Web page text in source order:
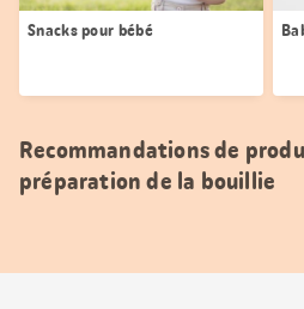
Snacks pour bébé
Recommandations de
préparation de la bouillie